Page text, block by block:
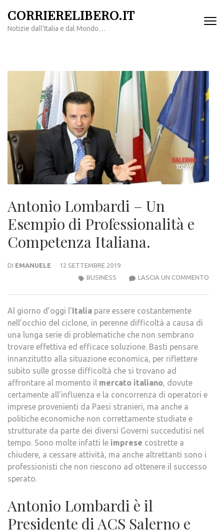
contenuto
CORRIERELIBERO.IT
Notizie dall'Italia e dal Mondo…
Antonio Lombardi – Un
Esempio di Professionalità e
Competenza Italiana.
DI EMANUELE
12 SETTEMBRE 2019
LASCIA UN COMMENTO
BUSINESS
Al giorno d’oggi l’Italia pare essere costantemente
nell’occhio del ciclone, in perenne difficoltà a causa di
una lunga serie di problematiche che non sembrano
trovare effettiva ed efficace soluzione. Basti pensare
innanzitutto alla situazione economica, per riflettere
subito sulle grosse difficoltà che si trovano ad
affrontare al momento il mercato italiano, dovute
certamente all’influenza e la concorrenza di operatori e
imprese provenienti da Paesi stranieri, ma anche a
politiche economiche non correttamente studiate e
strutturate da parte dei diversi Governi succedutisi nel
tempo. Sono molte infatti le imprese costrette a
chiudere, a cessare attività, ma anche altrettanti sono i
professionisti che non riescono ad ottenere il successo
sperato.
Antonio Lombardi è il
Presidente di ACS Salerno e